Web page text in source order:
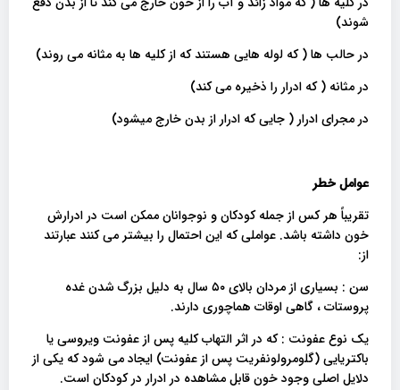
شوند)
در حالب ها ( که لوله هایی هستند که از کلیه ها به مثانه می روند)
در مثانه ( که ادرار را ذخیره می کند)
در مجرای ادرار ( جایی که ادرار از بدن خارج میشود)
عوامل خطر
تقریباً هر کس از جمله کودکان و نوجوانان ممکن است در ادرارش
خون داشته باشد. عواملی که این احتمال را بیشتر می کنند عبارتند
از:
سن : بسیاری از مردان بالای ۵۰ سال به دلیل بزرگ شدن غده
پروستات ، گاهی اوقات هماچوری دارند.
یک نوع عفونت : که در اثر التهاب کلیه پس از عفونت ویروسی یا
باکتریایی (گلومرولونفریت پس از عفونت) ایجاد می شود که یکی از
دلایل اصلی وجود خون قابل مشاهده در ادرار در کودکان است.